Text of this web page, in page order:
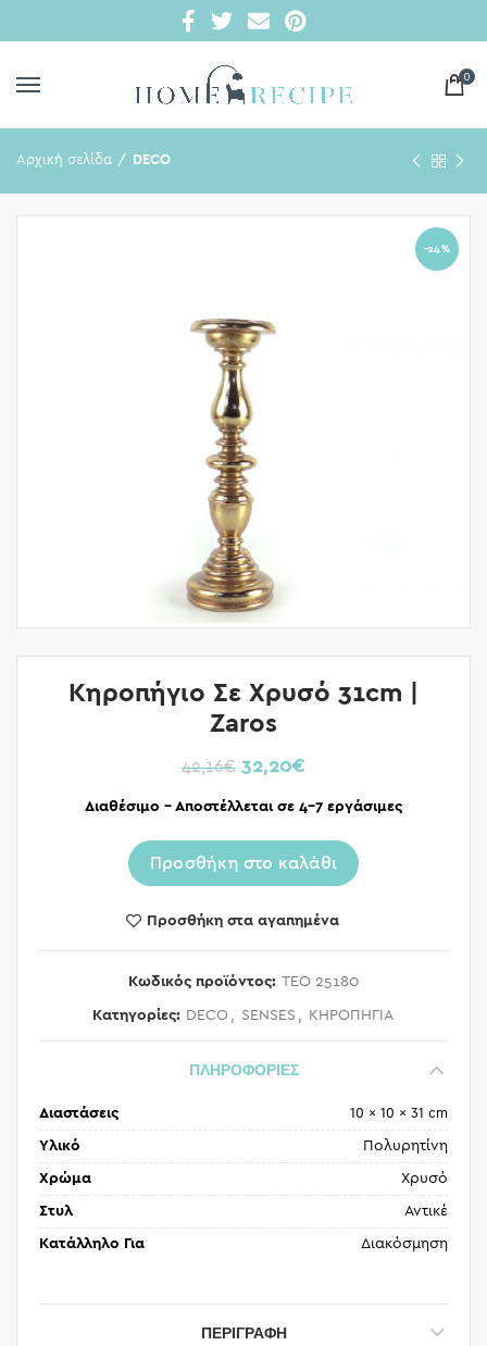
0
Αρχική σελίδα DECO
-24%
Κηροπήγιο Σε Χρυσό 31cm |
Zaros
42,16€ 32,20€
Διαθέσιμο – Αποστέλλεται σε 4-7 εργάσιμες
Προσθήκη στο καλάθι
Προσθήκη στα αγαπημένα
Κωδικός προϊόντος: TEO 25180
Κατηγορίες: DECO , SENSES , ΚΗΡΟΠΗΓΙΑ
ΠΛΗΡΟΦΟΡΙΕΣ
Διαστάσεις 10 × 10 × 31 cm
Υλικό Πολυρητίνη
Χρώμα Χρυσό
Στυλ Αντικέ
Κατάλληλο Για Διακόσμηση
ΠΕΡΙΓΡΑΦΉ